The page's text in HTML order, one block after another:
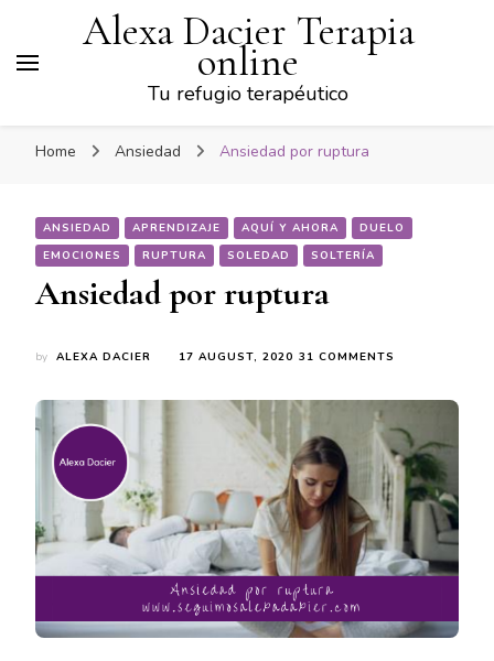
Alexa Dacier Terapia
online
Tu refugio terapéutico
Home Ansiedad Ansiedad por ruptura
ANSIEDAD APRENDIZAJE AQUÍ Y AHORA
DUELO
EMOCIONES
RUPTURA SOLEDAD SOLTERÍA
Ansiedad por ruptura
by ALEXA DACIER 17 AUGUST, 2020 31 COMMENTS